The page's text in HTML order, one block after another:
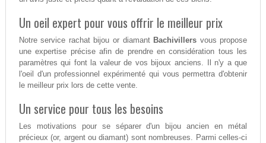
Un oeil expert pour vous offrir le meilleur prix
Notre service rachat bijou or diamant Bachivillers vous propose
une expertise précise afin de prendre en considération tous les
paramètres qui font la valeur de vos bijoux anciens. Il n'y a que
l'oeil d'un professionnel expérimenté qui vous permettra d'obtenir
le meilleur prix lors de cette vente.
Un service pour tous les besoins
Les motivations pour se séparer d'un bijou ancien en métal
précieux (or, argent ou diamant) sont nombreuses. Parmi celles-ci